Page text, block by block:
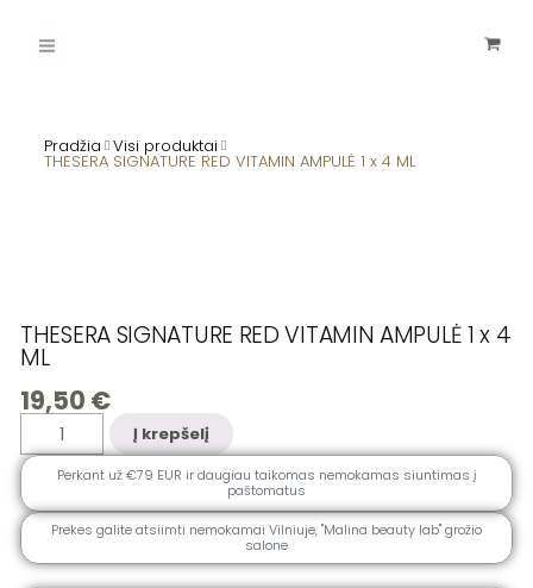
turinio
Menu
Pradžia Visi produktai
THESERA SIGNATURE RED VITAMIN AMPULĖ 1 x 4 ML
THESERA SIGNATURE RED VITAMIN AMPULĖ 1 x 4
ML
19,50 €
produkto
kiekis:
THESERA
SIGNATURE
VITAMIN
AMPULĖ
1
x
4
ML
Į krepšelį
Perkant už €79 EUR ir daugiau taikomas nemokamas siuntimas į
paštomatus
Prekes galite atsiimti nemokamai Vilniuje, ''Malina beauty lab" grožio
salone